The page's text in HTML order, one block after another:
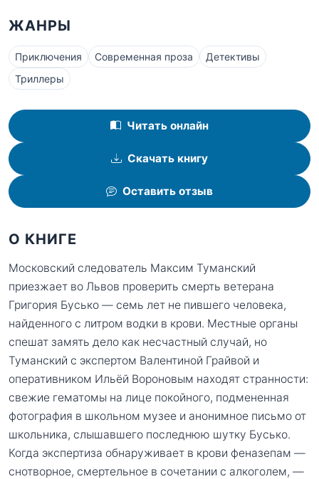
ЖАНРЫ
Приключения Современная проза
Детективы
Триллеры
Читать онлайн
Скачать книгу
Оставить отзыв
О КНИГЕ
Московский следователь Максим Туманский
приезжает во Львов проверить смерть ветерана
Григория Бусько — семь лет не пившего человека,
найденного с литром водки в крови. Местные органы
спешат замять дело как несчастный случай, но
Туманский с экспертом Валентиной Грайвой и
оперативником Ильёй Вороновым находят странности:
свежие гематомы на лице покойного, подмененная
фотография в школьном музее и анонимное письмо от
школьника, слышавшего последнюю шутку Бусько.
Когда экспертиза обнаруживает в крови феназепам —
снотворное, смертельное в сочетании с алкоголем, —